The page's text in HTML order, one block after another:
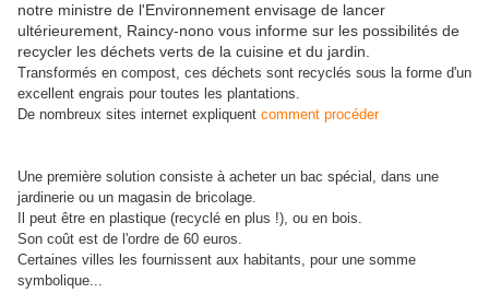
notre ministre de l'Environnement envisage de lancer
ultérieurement, Raincy-nono vous informe sur les possibilités de
recycler les déchets verts de la cuisine et du jardin.
Transformés en compost, ces déchets sont recyclés sous la forme d'un
excellent engrais pour toutes les plantations.
De nombreux sites internet expliquent comment procéder
Une première solution consiste à acheter un bac spécial, dans une
jardinerie ou un magasin de bricolage.
Il peut être en plastique (recyclé en plus !), ou en bois.
Son coût est de l'ordre de 60 euros.
Certaines villes les fournissent aux habitants, pour une somme
symbolique...